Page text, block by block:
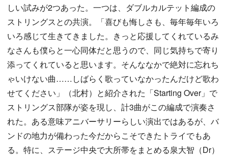
しい試みが2つあった。一つは、ダブルカルテット編成の
ストリングスとの共演。「喜びも悔しさも、毎年毎年いろ
いろ感じて生きてきました。きっと応援してくれているみ
なさんも僕らと一心同体だと思うので、同じ気持ちで寄り
添ってくれていると思います。そんななかで絶対に忘れち
ゃいけない曲……しばらく歌っていなかったんだけど歌わ
せてください」（北村）と紹介された「Starting Over」で
ストリングス部隊が姿を現し、計3曲がこの編成で演奏さ
れた。ある意味アニバーサリーらしい演出ではあるが、バ
ンドの地力が備わった今だからこそできたトライでもあ
る。特に、ステージ中央で大所帯をまとめる泉大智（Dr）